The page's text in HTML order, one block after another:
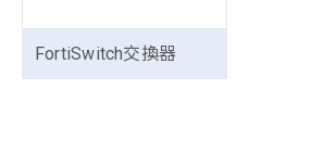
FortiSwitch交換器